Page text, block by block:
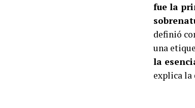
fue la
definió
una
la
explica la